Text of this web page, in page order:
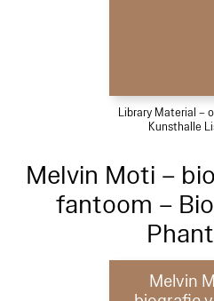
Library Material –
Kunsthalle
Melvin Moti –
fantoom –
Melvin